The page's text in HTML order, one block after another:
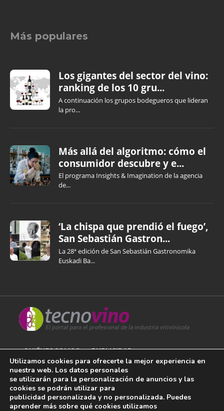
Más populares
Los gigantes del sector del vino:
ranking de los 10 gru...
A continuación los grupos bodegueros que lideran
la pro...
Más allá del algoritmo: cómo el
consumidor descubre y e...
El programa Insights & Imagination de la agencia
de...
‘La chispa que prendió el fuego’,
San Sebastián Gastron...
La 28ª edición de San Sebastián Gastronomika
Euskadi Ba...
QUIÉNES SOMOS PUBLICIDAD
AVISO LEGAL
POLÍTICA DE COOKIES
Utilizamos cookies para ofrecerte la mejor experiencia en
nuestra web. Los datos personales
se utilizarán para la personalización de anuncios y las
cookies se podrán utilizar para
publicidad personalizada y no personalizada. Puedes
aprender más sobre qué cookies utilizamos